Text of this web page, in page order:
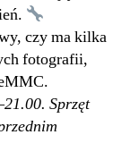
czy ma kilka
fotografii,
Sprzęt